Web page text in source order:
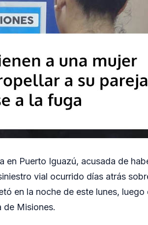
en Puerto Iguazú, acusada de
vial ocurrido días atrás
en la noche de este lunes,
de Misiones.